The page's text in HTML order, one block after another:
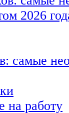
самые